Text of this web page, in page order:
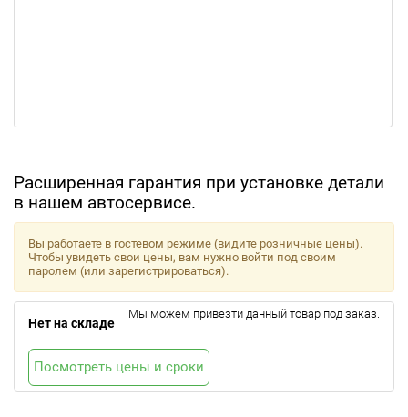
Расширенная гарантия при установке детали
в нашем автосервисе.
Вы работаете в гостевом режиме (видите розничные цены).
Чтобы увидеть свои цены, вам нужно войти под своим
паролем (или зарегистрироваться).
Нет на складе
Мы можем привезти данный товар под заказ.
Посмотреть цены и сроки